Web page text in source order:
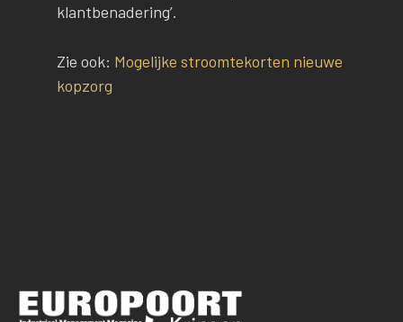
klantbenadering’.
Zie ook: Mogelijke stroomtekorten nieuwe
kopzorg